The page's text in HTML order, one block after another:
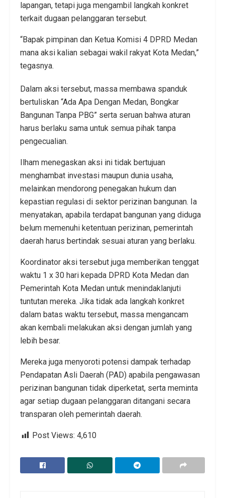
lapangan, tetapi juga mengambil langkah konkret
terkait dugaan pelanggaran tersebut.
“Bapak pimpinan dan Ketua Komisi 4 DPRD Medan
mana aksi kalian sebagai wakil rakyat Kota Medan,”
tegasnya.
Dalam aksi tersebut, massa membawa spanduk
bertuliskan “Ada Apa Dengan Medan, Bongkar
Bangunan Tanpa PBG” serta seruan bahwa aturan
harus berlaku sama untuk semua pihak tanpa
pengecualian.
Ilham menegaskan aksi ini tidak bertujuan
menghambat investasi maupun dunia usaha,
melainkan mendorong penegakan hukum dan
kepastian regulasi di sektor perizinan bangunan. Ia
menyatakan, apabila terdapat bangunan yang diduga
belum memenuhi ketentuan perizinan, pemerintah
daerah harus bertindak sesuai aturan yang berlaku.
Koordinator aksi tersebut juga memberikan tenggat
waktu 1 x 30 hari kepada DPRD Kota Medan dan
Pemerintah Kota Medan untuk menindaklanjuti
tuntutan mereka. Jika tidak ada langkah konkret
dalam batas waktu tersebut, massa mengancam
akan kembali melakukan aksi dengan jumlah yang
lebih besar.
Mereka juga menyoroti potensi dampak terhadap
Pendapatan Asli Daerah (PAD) apabila pengawasan
perizinan bangunan tidak diperketat, serta meminta
agar setiap dugaan pelanggaran ditangani secara
transparan oleh pemerintah daerah.
Post Views: 4,610